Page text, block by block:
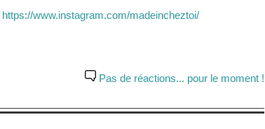
https://www.instagram.com/madeincheztoi/
Pas de réactions... pour le moment !